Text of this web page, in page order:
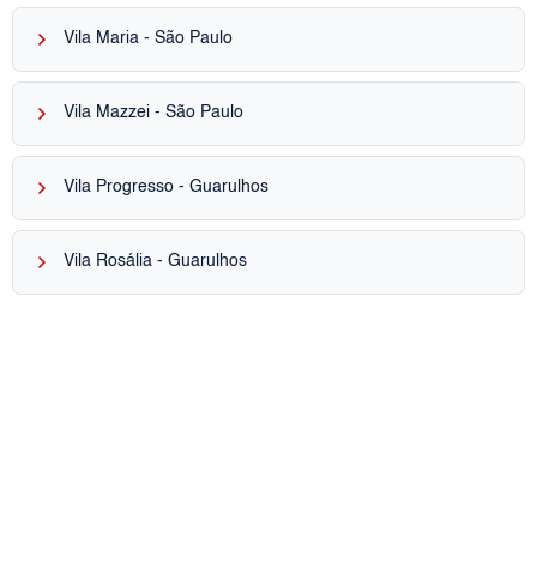
keyboard_arrow_right Vila Maria - São Paulo
keyboard_arrow_right Vila Mazzei - São Paulo
keyboard_arrow_right Vila Progresso - Guarulhos
keyboard_arrow_right Vila Rosália - Guarulhos